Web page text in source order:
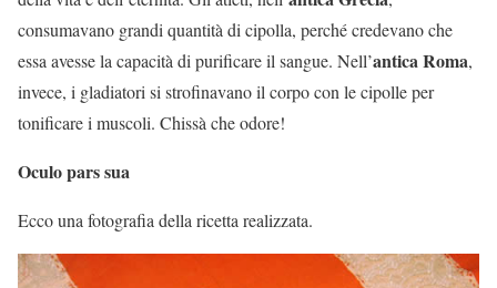
consumavano grandi quantità di cipolla, perché credevano che
essa avesse la capacità di purificare il sangue. Nell’antica Roma,
invece, i gladiatori si strofinavano il corpo con le cipolle per
tonificare i muscoli. Chissà che odore!
Oculo pars sua
Ecco una fotografia della ricetta realizzata.